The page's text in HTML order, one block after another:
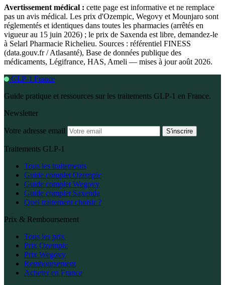
Avertissement médical : cette page est informative et ne remplace
pas un avis médical. Les prix d'Ozempic, Wegovy et Mounjaro sont
réglementés et identiques dans toutes les pharmacies (arrêtés en
vigueur au 15 juin 2026) ; le prix de Saxenda est libre, demandez-le
à Selarl Pharmacie Richelieu. Sources : référentiel FINESS
(data.gouv.fr / Atlasanté), Base de données publique des
médicaments, Légifrance, HAS, Ameli — mises à jour août 2026.
GLP-1 France
Guide pratique et ressources sur les traitements GLP-1 en France.
Newsletter
Votre adresse email S'inscrire
Traitements GLP-1
Tous les traitements
Guide complet Ozempic
Guide complet Wegovy
Guide complet Saxenda
Quel traitement choisir ?
Prix & Remboursement
Tous les prix
Prix Ozempic
Prix Wegovy
Remboursement
Acheter en France